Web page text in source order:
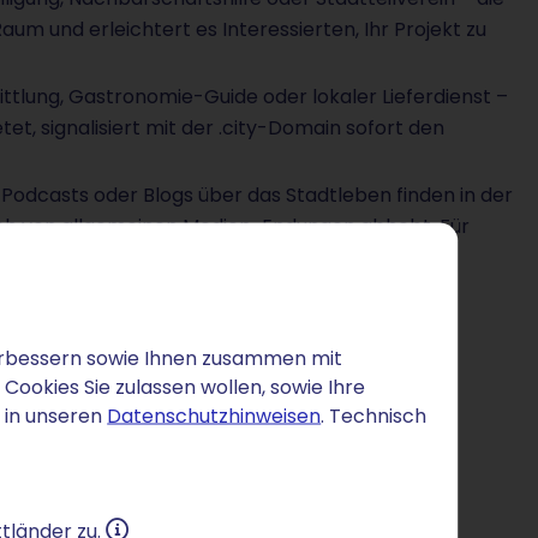
sowie Ihnen zusammen mit
Sie zulassen wollen, sowie Ihre
in unseren Datenschutzhinweisen. Technisch
zu.
und erleichtert es Interessierten, Ihr Projekt zu
Gastronomie-Guide oder lokaler Lieferdienst –
signalisiert mit der .city-Domain sofort den
oder Blogs über das Stadtleben finden in der
von allgemeinen Medien-Endungen abhebt. Für